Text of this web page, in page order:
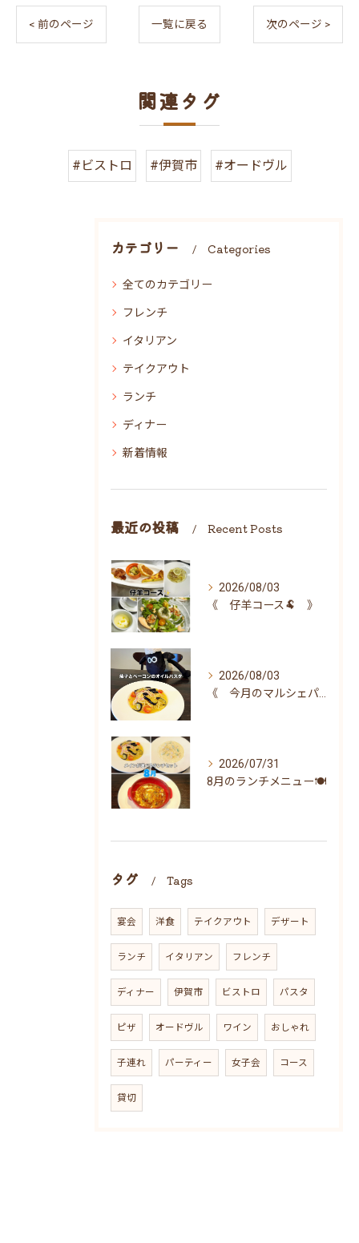
< 前のページ 一覧に戻る 次のページ >
関連タグ
#ビストロ #伊賀市 #オードヴル
カテゴリー Categories
全てのカテゴリー
フレンチ
イタリアン
テイクアウト
ランチ
ディナー
新着情報
最近の投稿 Recent Posts
2026/08/03
《 仔羊コース🐏 》
2026/08/03
2026/07/31
8月のランチメニュー🍽
タグ Tags
宴会 洋食 テイクアウト デザート
ランチ イタリアン フレンチ
ディナー 伊賀市 ビストロ パスタ
ピザ オードヴル ワイン おしゃれ
子連れ パーティー 女子会 コース
貸切